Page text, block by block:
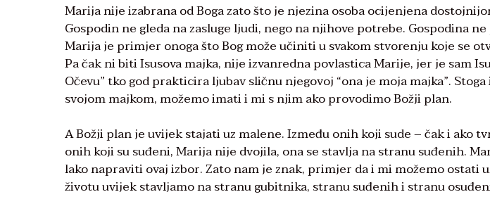
Marija nije izabrana od Boga zato što je njezina osoba ocijenjena
Gospodin ne gleda na zasluge ljudi, nego na njihove potrebe. Gospodina
Marija je primjer onoga što Bog može učiniti u svakom stvorenju koje se
Pa čak ni biti Isusova majka, nije izvanredna povlastica Marije, jer je sam
Očevu” tko god prakticira ljubav sličnu njegovoj “ona je moja majka”.
svojom majkom, možemo imati i mi s njim ako provodimo Božji plan.
A Božji plan je uvijek stajati uz malene. Između onih koji sude – čak i ako
onih koji su suđeni, Marija nije dvojila, ona se stavlja na stranu suđenih.
lako napraviti ovaj izbor. Zato nam je znak, primjer da i mi možemo ostati
životu uvijek stavljamo na stranu gubitnika, stranu suđenih i stranu